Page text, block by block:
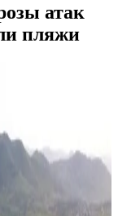
атак
пляжи